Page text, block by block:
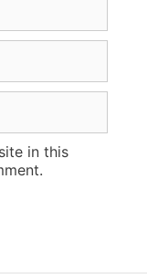
in this